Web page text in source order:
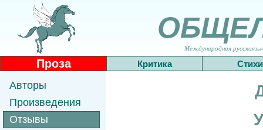
Международная
Проза Критика Стихи
Авторы
Произведения
Отзывы